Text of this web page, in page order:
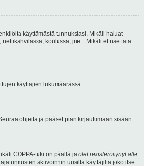
käyttämästä tunnuksiasi. Mikäli haluat
koulussa, jne... Mikäli et näe tätä
käyttäjien lukumäärässä.
ohjeita ja pääset pian kirjautumaan sisään.
COPPA-tuki on päällä ja olet rekisteröitynyt alle
aktivoinnin uusilta käyttäjiltä joko itse